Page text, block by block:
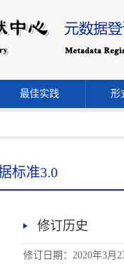
最佳实践 形
标准3.0
修订历史
修订日期：2020年3月